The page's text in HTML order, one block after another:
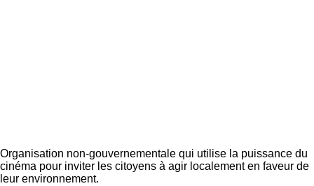
Organisation non-gouvernementale qui utilise la puissance du
cinéma pour inviter les citoyens à agir localement en faveur de
leur environnement.